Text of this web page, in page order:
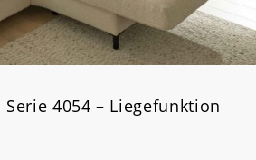
4054 – Liegefunktion